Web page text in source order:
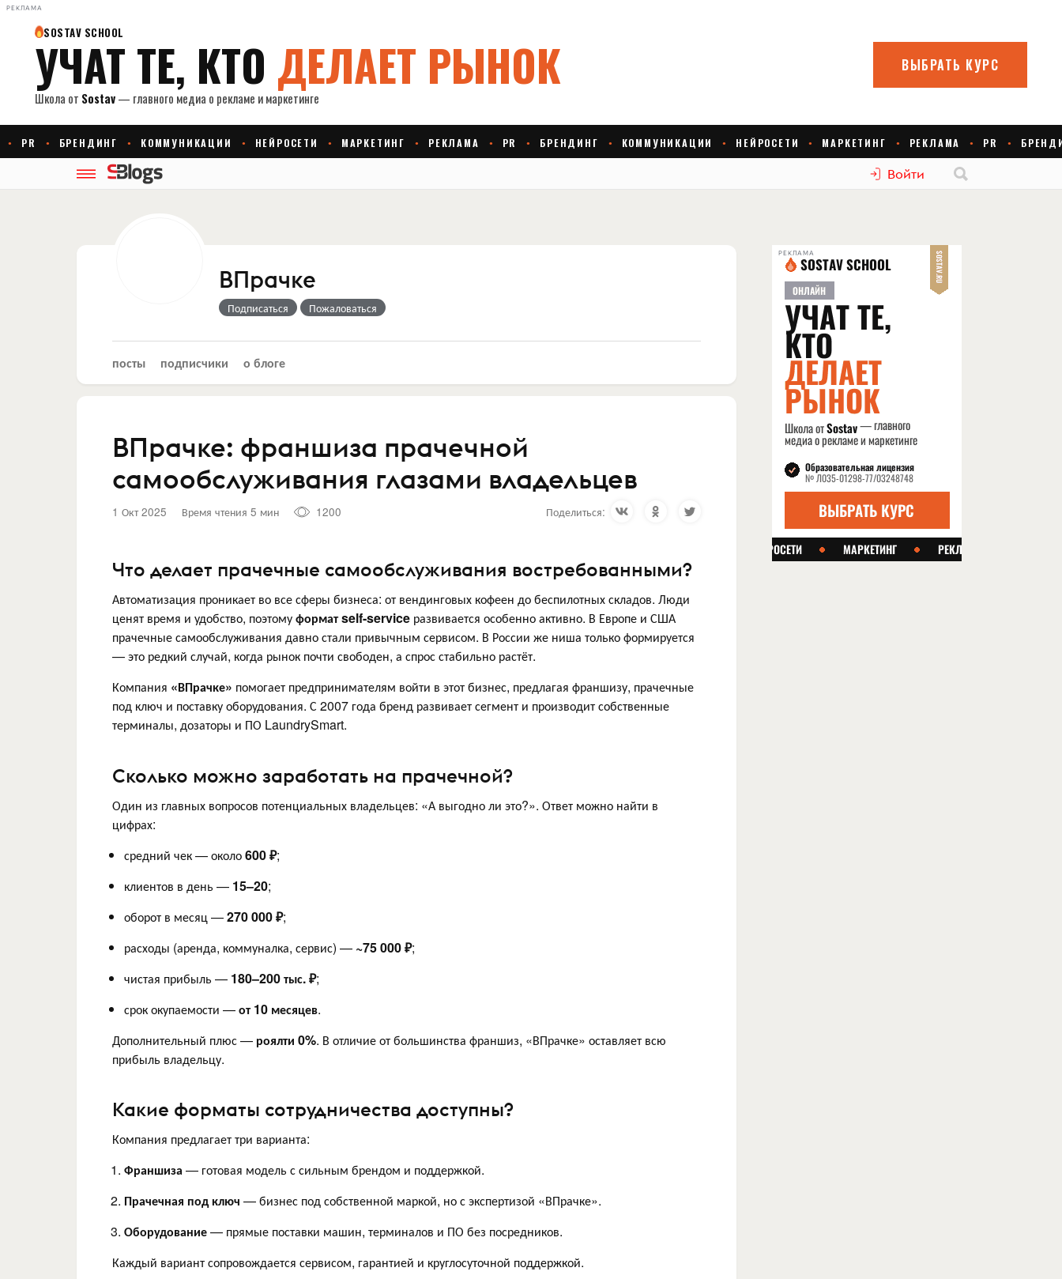
РЕКЛАМА
Войти
ВПрачке
Подписаться Пожаловаться
посты подписчики о блоге
ВПрачке: франшиза прачечной
самообслуживания глазами владельцев
1 Окт 2025 Время чтения 5 мин 1200 Поделиться:
Что делает прачечные самообслуживания востребованными?
Автоматизация проникает во все сферы бизнеса: от вендинговых кофеен до беспилотных складов. Люди
ценят время и удобство, поэтомуформат self-service развивается особенно активно. В Европе и США
прачечные самообслуживания давно стали привычным сервисом. В России же ниша только формируется
— это редкий случай, когда рынок почти свободен, а спрос стабильно растёт.
Компания «ВПрачке» помогает предпринимателям войти в этот бизнес, предлагая франшизу, прачечные
под ключ и поставку оборудования. С 2007 года бренд развивает сегмент и производит собственные
терминалы, дозаторы и ПО LaundrySmart.
Сколько можно заработать на прачечной?
Один из главных вопросов потенциальных владельцев: «А выгодно ли это?». Ответ можно найти в
цифрах:
средний чек — около600 ₽;
клиентов в день — 15–20;
оборот в месяц —270 000 ₽;
расходы (аренда, коммуналка, сервис) — ~75 000 ₽;
чистая прибыль — 180–200 тыс. ₽;
срок окупаемости —от 10 месяцев.
Дополнительный плюс — роялти 0%. В отличие от большинства франшиз, «ВПрачке» оставляет всю
прибыль владельцу.
Какие форматы сотрудничества доступны?
Компания предлагает три варианта:
Франшиза — готовая модель с сильным брендом и поддержкой.
Прачечная под ключ — бизнес под собственной маркой, но с экспертизой «ВПрачке».
Оборудование— прямые поставки машин, терминалов и ПО без посредников.
Каждый вариант сопровождается сервисом, гарантией и круглосуточной поддержкой.
РЕКЛАМА